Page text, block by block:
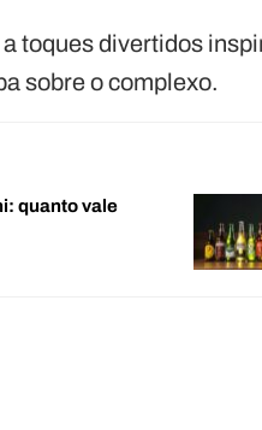
toques divertidos
sobre o complexo.
quanto vale